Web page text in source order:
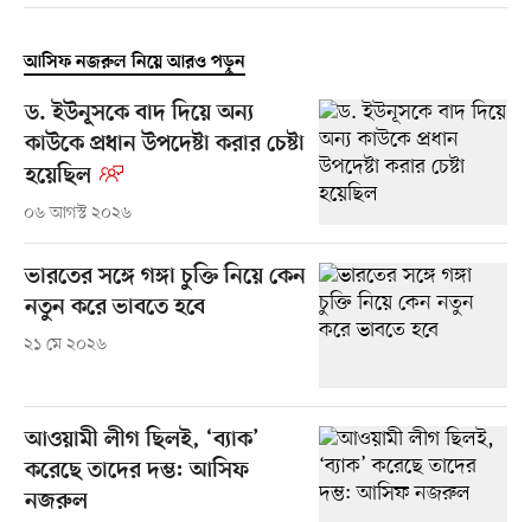
আসিফ নজরুল নিয়ে আরও পড়ুন
ড. ইউনূসকে বাদ দিয়ে অন্য
কাউকে প্রধান উপদেষ্টা করার চেষ্টা
হয়েছিল
০৬ আগস্ট ২০২৬
ভারতের সঙ্গে গঙ্গা চুক্তি নিয়ে কেন
নতুন করে ভাবতে হবে
২১ মে ২০২৬
আওয়ামী লীগ ছিলই, ‘ব্যাক’
করেছে তাদের দম্ভ: আসিফ
নজরুল